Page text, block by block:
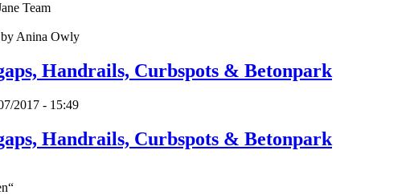
Team
by Anina Owly
Handrails, Curbspots & Betonpark
2017 - 15:49
Handrails, Curbspots & Betonpark